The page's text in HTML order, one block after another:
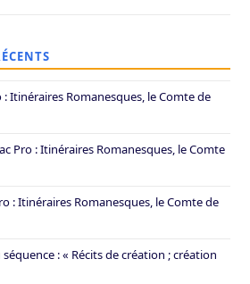
: Itinéraires Romanesques, le Comte de
Pro : Itinéraires Romanesques, le Comte
: Itinéraires Romanesques, le Comte de
séquence : « Récits de création ; création